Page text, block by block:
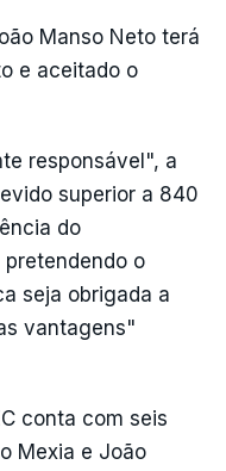
Manso Neto terá
e aceitado o
responsável", a
superior a 840
do
o
seja obrigada a
vantagens"
conta com seis
Mexia e João